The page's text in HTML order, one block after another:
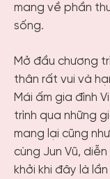
mang về phần
sống.
Mở đầu chương
thân rất vui và
Mái ấm gia đình
trình qua những
mang lại cũng
cùng Jun Vũ,
khởi khi đây là